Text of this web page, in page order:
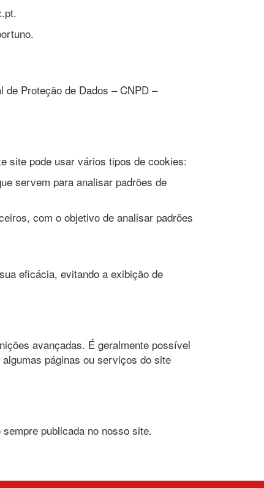
de Proteção de Dados – CNPD –
site pode usar vários tipos de cookies:
servem para analisar padrões de
com o objetivo de analisar padrões
eficácia, evitando a exibição de
avançadas. É geralmente possível
algumas páginas ou serviços do site
publicada no nosso site.